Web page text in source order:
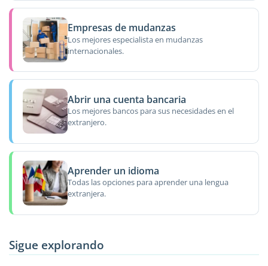
Empresas de mudanzas
Los mejores especialista en mudanzas
internacionales.
Abrir una cuenta bancaria
Los mejores bancos para sus necesidades en el
extranjero.
Aprender un idioma
Todas las opciones para aprender una lengua
extranjera.
Sigue explorando